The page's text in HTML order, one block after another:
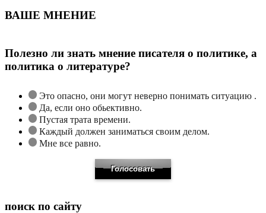
ВАШЕ МНЕНИЕ
Полезно ли знать мнение писателя о политике, а
политика о литературе?
Это опасно, они могут неверно понимать ситуацию .
Да, если оно обьективно.
Пустая трата времени.
Каждый должен заниматься своим делом.
Мне все равно.
поиск по сайту